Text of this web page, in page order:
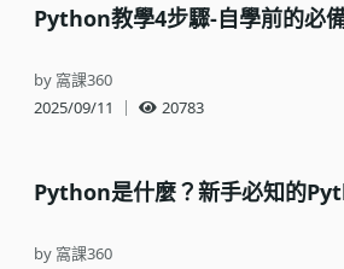
Python教學4步驟-自學前的必
by 窩課360
2025/09/11
｜ 20783
Python是什麼？新手必知的
by 窩課360